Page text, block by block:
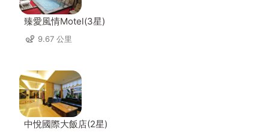
臻愛風情Motel(3星)
9.67 公里
中悅國際大飯店(2星)